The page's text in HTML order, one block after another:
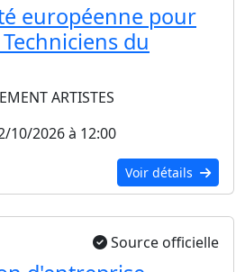
européenne pour
du
ARTISTES
10/2026 à 12:00
Voir détails
Source officielle